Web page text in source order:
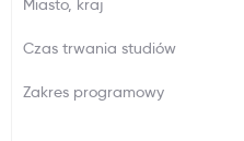
Usługi
Miasto, kraj
Czas trwania studiów
Zakres programowy